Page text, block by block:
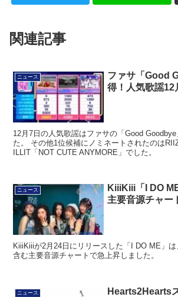
関連記事
ニュース
ファサ「Good
得！人気歌謡12
12月7日の人気歌謡はファサの「Good
た。 その他1位候補にノミネートされたのは
ILLIT「NOT CUTE ANYMORE」でした。
ニュース
KiiiKiii「I DO
主要音源チャー
KiiiKiiiが2月24日にリリースした「I DO ME」
含む主要音源チャートで急上昇しました。
ニュース
Hearts2Hearts